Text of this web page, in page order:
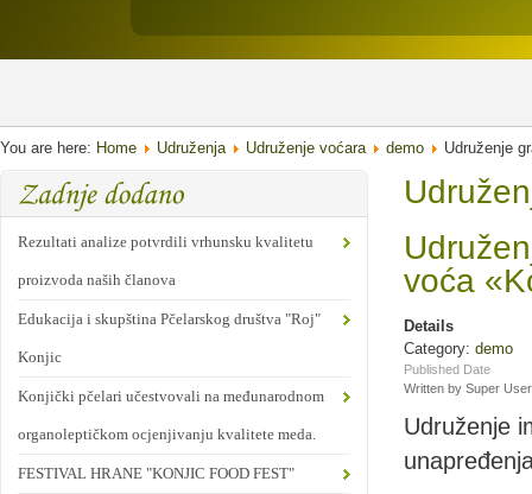
You are here: Home Udruženja Udruženje voćara demo Udruženje
Rezultati analize potvrdili vrhunsku kvalitetu
proizvoda naših članova
Edukacija i skupština Pčelarskog društva "Roj"
Konjic
Konjički pčelari učestvovali na međunarodnom
organoleptičkom ocjenjivanju kvalitete meda.
FESTIVAL HRANE "KONJIC FOOD FEST"
voća
Details
Category: demo
Published Date
Written by Super User
Udruženje